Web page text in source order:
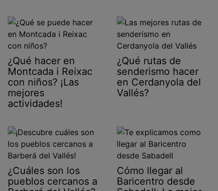
¿Qué hacer en
Montcada i Reixac
con niños? ¡Las
mejores
actividades!
¿Qué rutas de
senderismo hacer
en Cerdanyola del
Vallés?
¿Cuáles son los
pueblos cercanos a
Cómo llegar al
Baricentro desde